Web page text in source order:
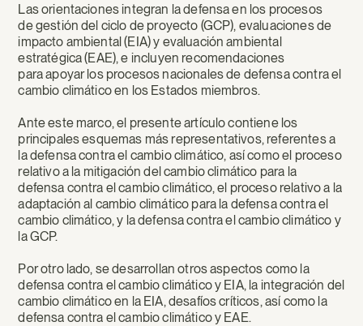
Las orientaciones integran la defensa en los procesos
de gestión del ciclo de proyecto (GCP), evaluaciones de
impacto ambiental (EIA) y evaluación ambiental
estratégica (EAE), e incluyen recomendaciones
para apoyar los procesos nacionales de defensa contra el
cambio climático en los Estados miembros.
Ante este marco, el presente artículo contiene los
principales esquemas más representativos, referentes a
la defensa contra el cambio climático, así como el proceso
relativo a la mitigación del cambio climático para la
defensa contra el cambio climático, el proceso relativo a la
adaptación al cambio climático para la defensa contra el
cambio climático, y la defensa contra el cambio climático y
la GCP.
Por otro lado, se desarrollan otros aspectos como la
defensa contra el cambio climático y EIA, la integración del
cambio climático en la EIA, desafíos críticos, así como la
defensa contra el cambio climático y EAE.